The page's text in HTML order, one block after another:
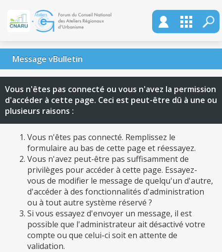
Message vBulletin
Vous n'êtes pas connecté ou vous n'avez la permission
d'accéder à cette page. Ceci est peut-être dû à une ou
plusieurs raisons :
Vous n'êtes pas connecté. Remplissez le
formulaire au bas de cette page et réessayez.
Vous n'avez peut-être pas suffisamment de
privilèges pour accéder à cette page. Essayez-
vous de modifier le message de quelqu'un d'autre,
d'accéder à des fonctionnalités d'administration
ou à tout autre système réservé ?
Si vous essayez d'envoyer un message, il est
possible que l'administrateur ait désactivé votre
compte ou que celui-ci soit en attente de
validation.